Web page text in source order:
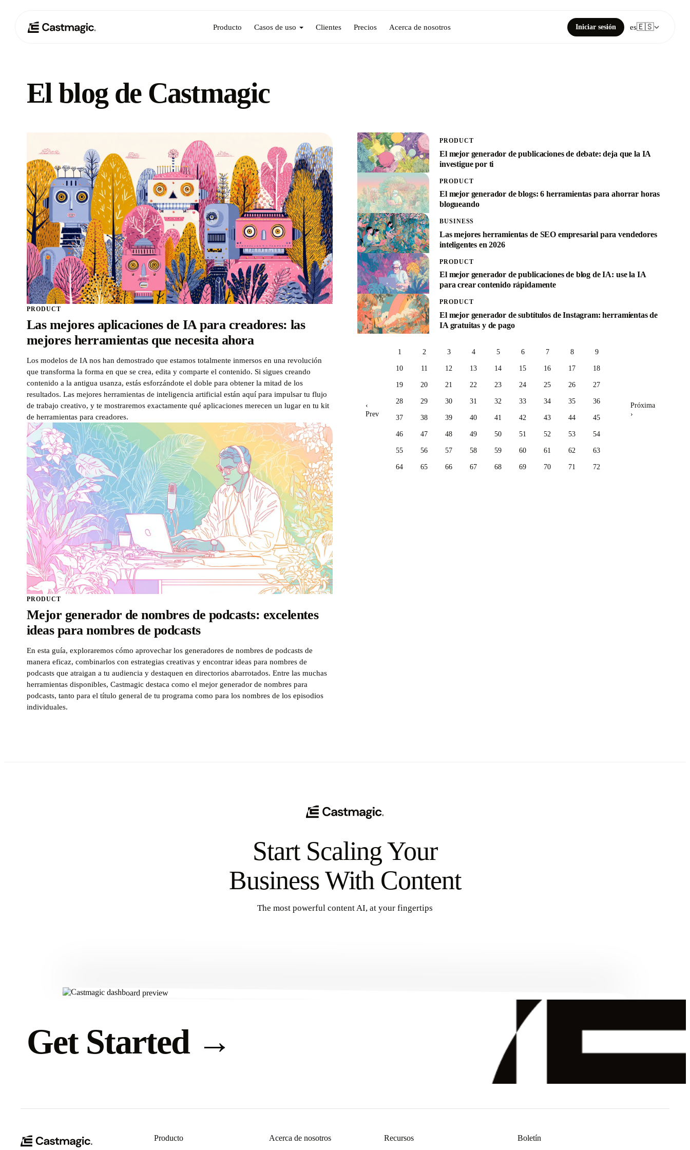
Producto Casos de uso Clientes Precios Acerca de nosotros Iniciar sesión es🇪🇸
El blog de Castmagic
PRODUCT
Las mejores aplicaciones de IA para creadores: las
mejores herramientas que necesita ahora
Los modelos de IA nos han demostrado que estamos totalmente inmersos en una revolución
que transforma la forma en que se crea, edita y comparte el contenido. Si sigues creando
contenido a la antigua usanza, estás esforzándote el doble para obtener la mitad de los
resultados. Las mejores herramientas de inteligencia artificial están aquí para impulsar tu flujo
de trabajo creativo, y te mostraremos exactamente qué aplicaciones merecen un lugar en tu kit
de herramientas para creadores.
PRODUCT
Mejor generador de nombres de podcasts: excelentes
ideas para nombres de podcasts
En esta guía, exploraremos cómo aprovechar los generadores de nombres de podcasts de
manera eficaz, combinarlos con estrategias creativas y encontrar ideas para nombres de
podcasts que atraigan a tu audiencia y destaquen en directorios abarrotados. Entre las muchas
herramientas disponibles, Castmagic destaca como el mejor generador de nombres para
podcasts, tanto para el título general de tu programa como para los nombres de los episodios
individuales.
PRODUCT
El mejor generador de publicaciones de debate: deja que la IA
investigue por ti
PRODUCT
El mejor generador de blogs: 6 herramientas para ahorrar horas
blogueando
BUSINESS
Las mejores herramientas de SEO empresarial para vendedores
inteligentes en 2026
PRODUCT
El mejor generador de publicaciones de blog de IA: use la IA
para crear contenido rápidamente
PRODUCT
El mejor generador de subtítulos de Instagram: herramientas de
IA gratuitas y de pago
‹
Prev
1 2 3 4 5 6 7 8 9
10 11 12 13 14 15 16 17 18
19 20 21 22 23 24 25 26 27
28 29 30 31 32 33 34 35 36
37 38 39 40 41 42 43 44 45
46 47 48 49 50 51 52 53 54
55 56 57 58 59 60 61 62 63
64 65 66 67 68 69 70 71 72
Próxima
›
Start Scaling Your
Business With Content
The most powerful content AI, at your fingertips
Get Started →
Producto Acerca de nosotros Recursos Boletín